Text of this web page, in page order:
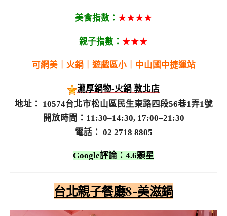
美食指數： ★★★★
親子指數： ★★★
可網美｜火鍋｜遊戲區小｜中山國中捷運站
瀧厚鍋物-火鍋 敦北店
地址： 10574台北市松山區民生東路四段56巷1弄1號
開放時間：11:30–14:30, 17:00–21:30
電話： 02 2718 8805
Google評論：4.6顆星
台北親子餐廳8-美滋鍋